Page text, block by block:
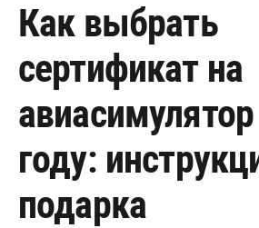
Как выбрать
сертификат на
году:
подарка